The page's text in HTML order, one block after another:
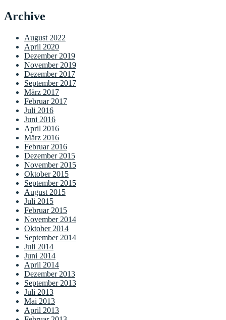
Archive
August 2022
April 2020
Dezember 2019
November 2019
Dezember 2017
September 2017
März 2017
Februar 2017
Juli 2016
Juni 2016
April 2016
März 2016
Februar 2016
Dezember 2015
November 2015
Oktober 2015
September 2015
August 2015
Juli 2015
Februar 2015
November 2014
Oktober 2014
September 2014
Juli 2014
Juni 2014
April 2014
Dezember 2013
September 2013
Juli 2013
Mai 2013
April 2013